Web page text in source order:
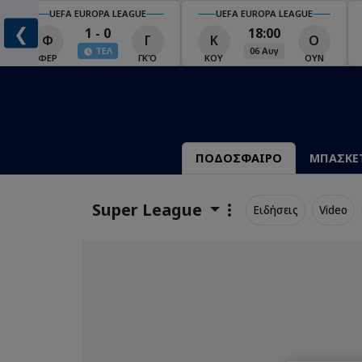
❮
UEFA EUROPA LEAGUE
Φ
ΦΕΡ
1 - 0
ΤΕΛ
Γ
ΓΚΌ
UEFA EUROPA LEAGUE
Κ
ΚΟΥ
18:00
06 Αυγ
Ο
ΟΥΝ
ΠΟΔΟΣΦΑΙΡΟ
Super League Ειδήσεις Video